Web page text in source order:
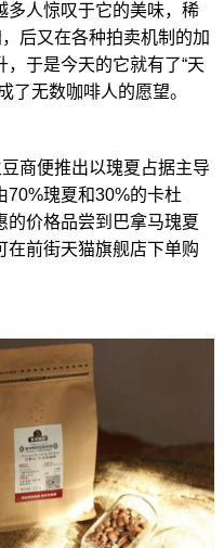
多人惊叹于它的美味，稀
后又在各种拍卖机制的加
于是今天的它就有了“天
了无数咖啡人的愿望。
商便推出以瑰夏占据主导
70%瑰夏和30%的卡杜
的价格品尝到巴拿马瑰夏
在前街天猫旗舰店下单购